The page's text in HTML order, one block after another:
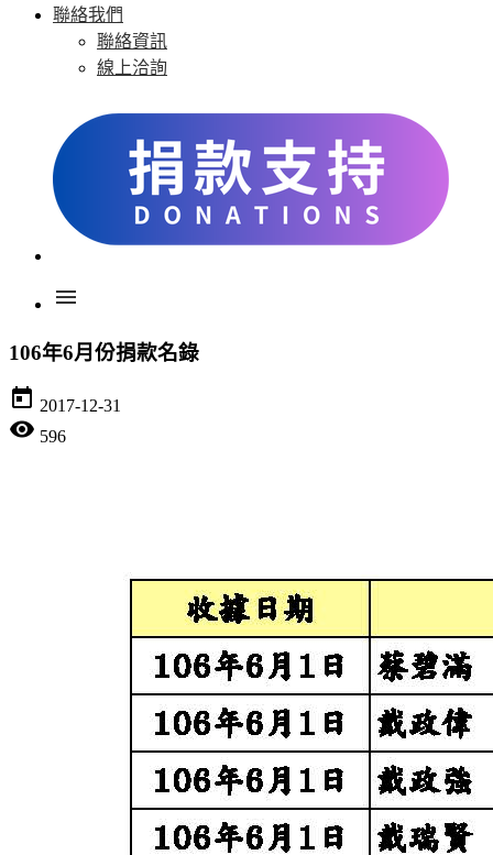
聯絡我們
聯絡資訊
線上洽詢
menu
106年6月份捐款名錄
today 2017-12-31
visibility 596